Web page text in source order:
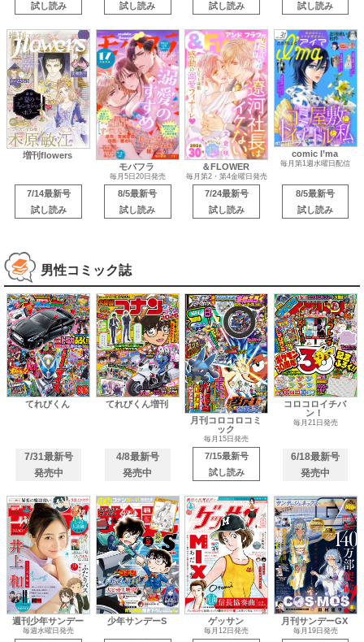
試し読み 試し読み 試し読み 試し読み
増刊flowers
7/14最新号
試し読み
モバフラ
毎月5日20日発売
8/5最新号
試し読み
＆FLOWER
毎月第2・第4金曜日発売
7/24最新号
試し読み
comic I’ma
毎月第1週水曜日配信
8/5最新号
試し読み
男性コミック誌
てれびくん
7/31最新号
発売中
てれびくん増刊
4/8最新号
発売中
月刊コロコロコミ
ック
毎月15日発売
7/15最新号
試し読み
コロコロイチバ
ン！
毎月21日発売
6/18最新号
発売中
週刊少年サンデー
毎週水曜日発売
少年サンデーS ゲッサン
毎月12日発売
月刊サンデーGX
毎月19日発売